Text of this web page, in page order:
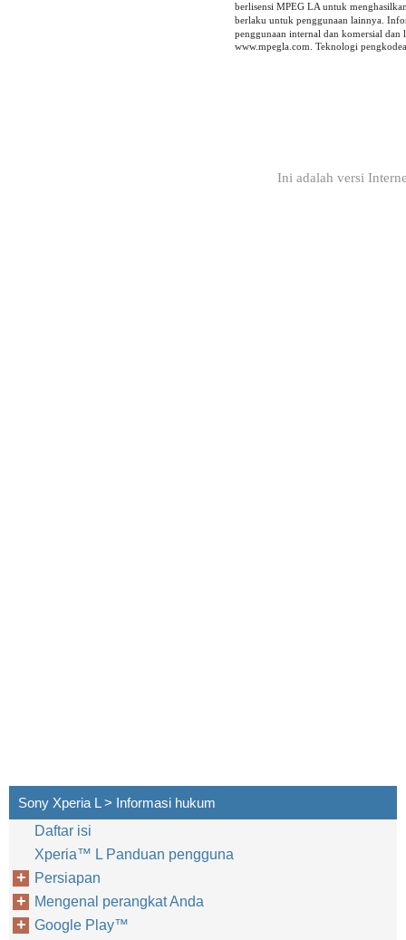
berlisensi MPEG LA untuk
berlaku untuk penggunaan lainnya.
penggunaan internal dan komersial
www.mpegla.com. Teknologi
Ini adalah versi
Sony Xperia L > Informasi hukum
Daftar isi
Xperia™‎ L Panduan pengguna
Persiapan
Mengenal perangkat Anda
Google Play™‎